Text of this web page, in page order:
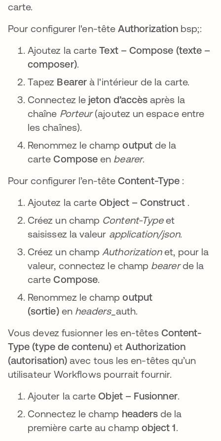
carte.
Pour configurer l'en-tête Authorization bsp;:
Ajoutez la carteText – Compose (texte –
composer).
Tapez Bearerà l'intérieur de la carte.
Connectez le jeton d’accès après la
chaîne Porteur(ajoutez un espace entre
les chaînes).
Renommez le champoutputde la
carteCompose en bearer.
Pour configurer l’en-têteContent-Type :
Ajoutez la carteObject – Construct.
Créez un champ Content-Typeet
saisissez la valeur application/json.
Créez un champ Authorizationet, pour la
valeur, connectez le champ bearerde la
carteCompose
Renommez le champoutput
(sortie)en headers_ auth.
Vous devez fusionner les en-têtes Content-
Type (type de contenu)et Authorization
(autorisation) avec tous les en-têtes qu’un
utilisateur Workflows pourrait fournir.
Ajouter la carteObjet – Fusionner.
Connectez le champ headers de la
première carte au champ object 1